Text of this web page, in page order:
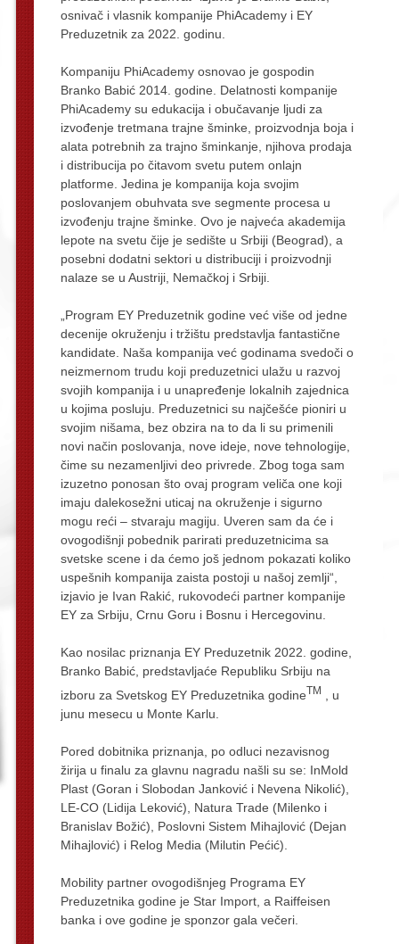
osnivač i vlasnik kompanije PhiAcademy i EY
Preduzetnik za 2022. godinu.
Kompaniju PhiAcademy osnovao je gospodin
Branko Babić 2014. godine. Delatnosti kompanije
PhiAcademy su edukacija i obučavanje ljudi za
izvođenje tretmana trajne šminke, proizvodnja boja i
alata potrebnih za trajno šminkanje, njihova prodaja
i distribucija po čitavom svetu putem onlajn
platforme. Jedina je kompanija koja svojim
poslovanjem obuhvata sve segmente procesa u
izvođenju trajne šminke. Ovo je najveća akademija
lepote na svetu čije je sedište u Srbiji (Beograd), a
posebni dodatni sektori u distribuciji i proizvodnji
nalaze se u Austriji, Nemačkoj i Srbiji.
„Program EY Preduzetnik godine već više od jedne
decenije okruženju i tržištu predstavlja fantastične
kandidate. Naša kompanija već godinama svedoči o
neizmernom trudu koji preduzetnici ulažu u razvoj
svojih kompanija i u unapređenje lokalnih zajednica
u kojima posluju. Preduzetnici su najčešće pioniri u
svojim nišama, bez obzira na to da li su primenili
novi način poslovanja, nove ideje, nove tehnologije,
čime su nezamenljivi deo privrede. Zbog toga sam
izuzetno ponosan što ovaj program veliča one koji
imaju dalekosežni uticaj na okruženje i sigurno
mogu reći – stvaraju magiju. Uveren sam da će i
ovogodišnji pobednik parirati preduzetnicima sa
svetske scene i da ćemo još jednom pokazati koliko
uspešnih kompanija zaista postoji u našoj zemlji“,
izjavio je Ivan Rakić, rukovodeći partner kompanije
EY za Srbiju, Crnu Goru i Bosnu i Hercegovinu.
Kao nosilac priznanja EY Preduzetnik 2022. godine,
Branko Babić, predstavljaće Republiku Srbiju na
izboru za Svetskog EY Preduzetnika godineTM
, u
junu mesecu u Monte Karlu.
Pored dobitnika priznanja, po odluci nezavisnog
žirija u finalu za glavnu nagradu našli su se: InMold
Plast (Goran i Slobodan Janković i Nevena Nikolić),
LE-CO (Lidija Leković), Natura Trade (Milenko i
Branislav Božić), Poslovni Sistem Mihajlović (Dejan
Mihajlović) i Relog Media (Milutin Pećić).
Mobility partner ovogodišnjeg Programa EY
Preduzetnika godine je Star Import, a Raiffeisen
banka i ove godine je sponzor gala večeri.